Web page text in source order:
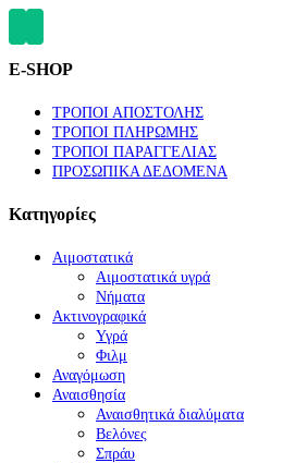
E-SHOP
ΤΡΟΠΟΙ ΑΠΟΣΤΟΛΗΣ
ΤΡΟΠΟΙ ΠΛΗΡΩΜΗΣ
ΤΡΟΠΟΙ ΠΑΡΑΓΓΕΛΙΑΣ
ΠΡΟΣΩΠΙΚΑ ΔΕΔΟΜΕΝΑ
Κατηγορίες
Αιμοστατικά
Αιμοστατικά υγρά
Νήματα
Ακτινογραφικά
Υγρά
Φιλμ
Αναγόμωση
Αναισθησία
Αναισθητικά διαλύματα
Βελόνες
Σπράυ